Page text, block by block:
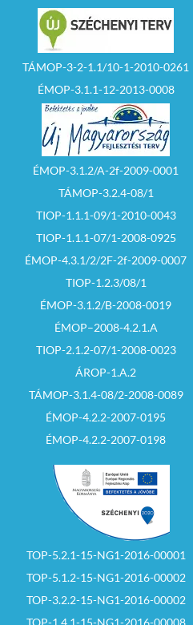
TÁMOP-3-2-1.1/10-1-2010-0261
ÉMOP-3.1.1-12-2013-0008
ÉMOP-3.1.2/A-2f-2009-0001
TÁMOP-3.2.4-08/1
TIOP-1.1.1-09/1-2010-0043
TIOP-1.1.1-07/1-2008-0925
ÉMOP-4.3.1/2/2F-2f-2009-0007
TIOP-1.2.3/08/1
ÉMOP-3.1.2/B-2008-0019
ÉMOP–2008-4.2.1.A
TIOP-2.1.2-07/1-2008-0023
ÁROP-1.A.2
TÁMOP-3.1.4-08/2-2008-0089
ÉMOP-4.2.2-2007-0195
ÉMOP-4.2.2-2007-0198
TOP-5.2.1-15-NG1-2016-00001
TOP-5.1.2-15-NG1-2016-00002
TOP-3.2.2-15-NG1-2016-00002